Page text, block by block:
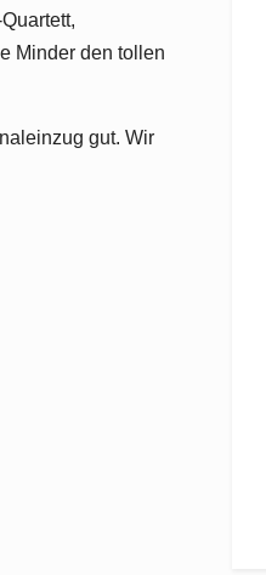
Minder den tollen
gut. Wir